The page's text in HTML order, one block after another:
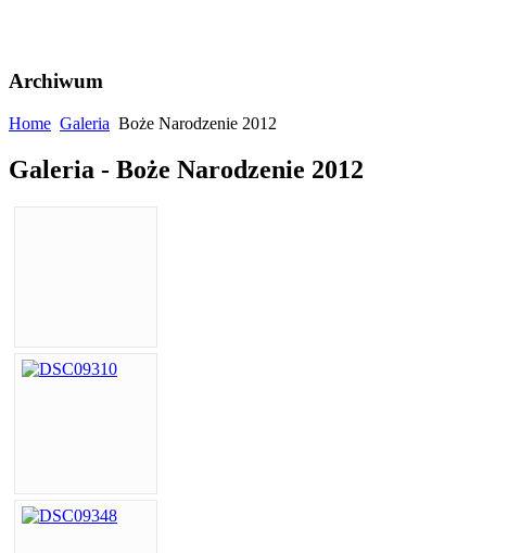
Archiwum
Home Galeria Boże Narodzenie 2012
Galeria - Boże Narodzenie 2012